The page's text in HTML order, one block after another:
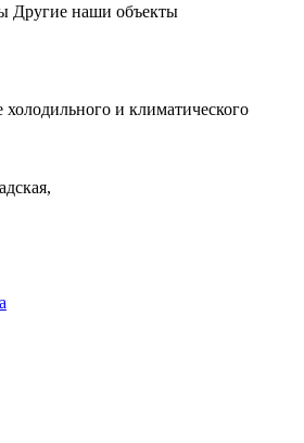
Другие наши объекты
и климатического